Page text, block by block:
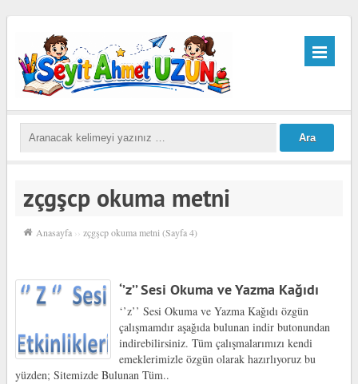
zçgşcp okuma metni
Anasayfa ›› zçgşcp okuma metni(Sayfa 4)
‘’z’’ Sesi Okuma ve Yazma Kağıdı
‘’z’’ Sesi Okuma ve Yazma Kağıdı özgün
çalışmamdır aşağıda bulunan indir butonundan
indirebilirsiniz. Tüm çalışmalarımızı kendi
emeklerimizle özgün olarak hazırlıyoruz bu
yüzden; Sitemizde Bulunan Tüm..